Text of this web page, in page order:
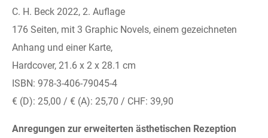
C. H. Beck 2022, 2. Auflage
176 Seiten, mit 3 Graphic Novels, einem gezeichneten
Anhang und einer Karte,
Hardcover, 21.6 x 2 x 28.1 cm
ISBN: 978-3-406-79045-4
€ (D): 25,00 / € (A): 25,70 / CHF: 39,90
Anregungen zur erweiterten ästhetischen Rezeption